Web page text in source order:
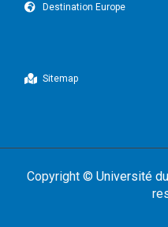
Destination Europe
Sitemap
Copyright © Université